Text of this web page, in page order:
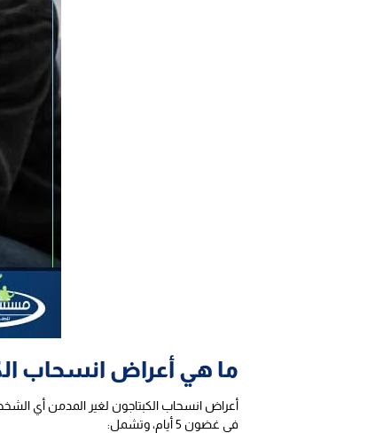
ما هي أعراض انسحاب
أعراض انسحاب الكبتاجون لغير المدمن أي
في غضون 5 أيام، وتشمل: